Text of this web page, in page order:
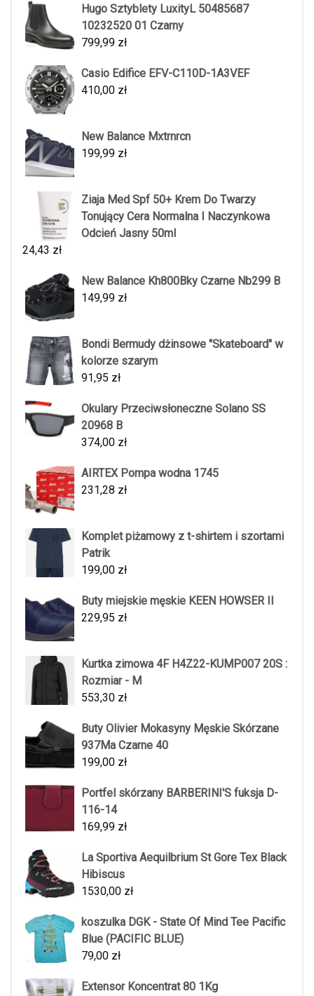
Hugo Sztyblety LuxityL 50485687
10232520 01 Czarny
799,99 zł
Casio Edifice EFV-C110D-1A3VEF
410,00 zł
New Balance Mxtrnrcn
199,99 zł
Ziaja Med Spf 50+ Krem Do Twarzy
Tonujący Cera Normalna I Naczynkowa
Odcień Jasny 50ml
24,43 zł
New Balance Kh800Bky Czarne Nb299 B
149,99 zł
Bondi Bermudy dżinsowe "Skateboard" w
kolorze szarym
91,95 zł
Okulary Przeciwsłoneczne Solano SS
20968 B
374,00 zł
AIRTEX Pompa wodna 1745
231,28 zł
Komplet piżamowy z t-shirtem i szortami
Patrik
199,00 zł
Buty miejskie męskie KEEN HOWSER II
229,95 zł
Kurtka zimowa 4F H4Z22-KUMP007 20S :
Rozmiar - M
553,30 zł
Buty Olivier Mokasyny Męskie Skórzane
937Ma Czarne 40
199,00 zł
Portfel skórzany BARBERINI'S fuksja D-
116-14
169,99 zł
La Sportiva Aequilbrium St Gore Tex Black
Hibiscus
1530,00 zł
koszulka DGK - State Of Mind Tee Pacific
Blue (PACIFIC BLUE)
79,00 zł
Extensor Koncentrat 80 1Kg